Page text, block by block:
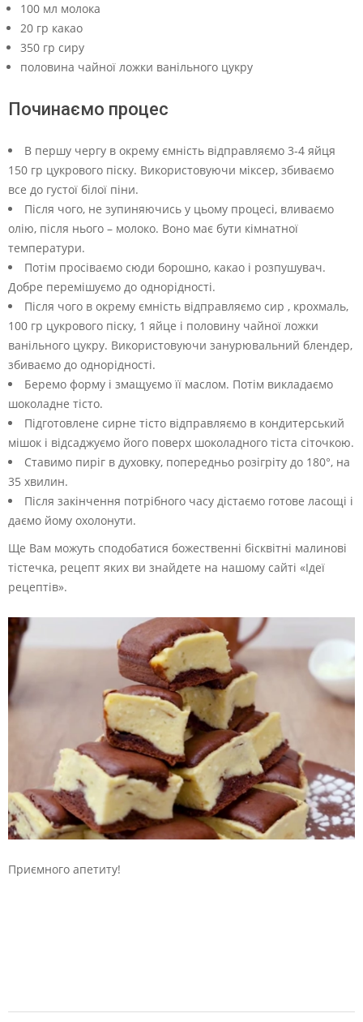
100 мл молока
20 гр какао
350 гр сиру
половина чайної ложки ванільного цукру
Починаємо процес
В першу чергу в окрему ємність відправляємо 3-4 яйця
150 гр цукрового піску. Використовуючи міксер, збиваємо
все до густої білої піни.
Після чого, не зупиняючись у цьому процесі, вливаємо
олію, після нього – молоко. Воно має бути кімнатної
температури.
Потім просіваємо сюди борошно, какао і розпушувач.
Добре перемішуємо до однорідності.
Після чого в окрему ємність відправляємо сир , крохмаль,
100 гр цукрового піску, 1 яйце і половину чайної ложки
ванільного цукру. Використовуючи занурювальний блендер,
збиваємо до однорідності.
Беремо форму і змащуємо її маслом. Потім викладаємо
шоколадне тісто.
Підготовлене сирне тісто відправляємо в кондитерський
мішок і відсаджуємо його поверх шоколадного тіста сіточкою.
Ставимо пиріг в духовку, попередньо розігріту до 180°, на
35 хвилин.
Після закінчення потрібного часу дістаємо готове ласощі і
даємо йому охолонути.
Ще Вам можуть сподобатися божественні бісквітні малинові
тістечка, рецепт яких ви знайдете на нашому сайті «Ідеї
рецептів».
Приємного апетиту!